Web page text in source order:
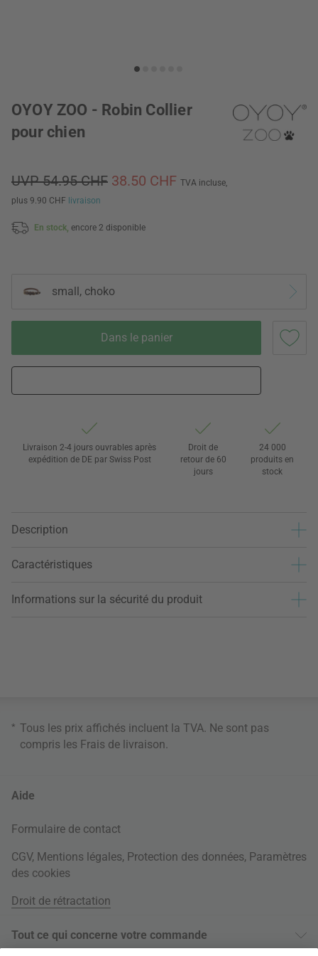
OYOY ZOO - Robin Collier
pour chien
UVP 54.95 CHF 38.50 CHF TVA incluse,
plus 9.90 CHF livraison
En stock, encore 2 disponible
small, choko
Dans le panier
Livraison 2-4 jours ouvrables après
expédition de DE par Swiss Post
Droit de
retour de 60
jours
24 000
produits en
stock
Description
Caractéristiques
Informations sur la sécurité du produit
* Tous les prix affichés incluent la TVA. Ne sont pas
compris les Frais de livraison
Aide
Formulaire de contact
CGV, Mentions légales, Protection des données, Paramètres
des cookies
Droit de rétractation
Tout ce qui concerne votre commande